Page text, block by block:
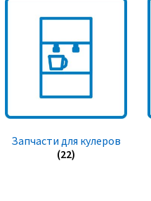
Запчасти для кулеров
(22)